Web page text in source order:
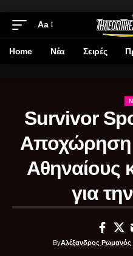
Aa
Home Νέα Σειρές
Survivor
Αποχώρηση
Αθηναίους
για
ByΑλέξανδρος Ρωμανός